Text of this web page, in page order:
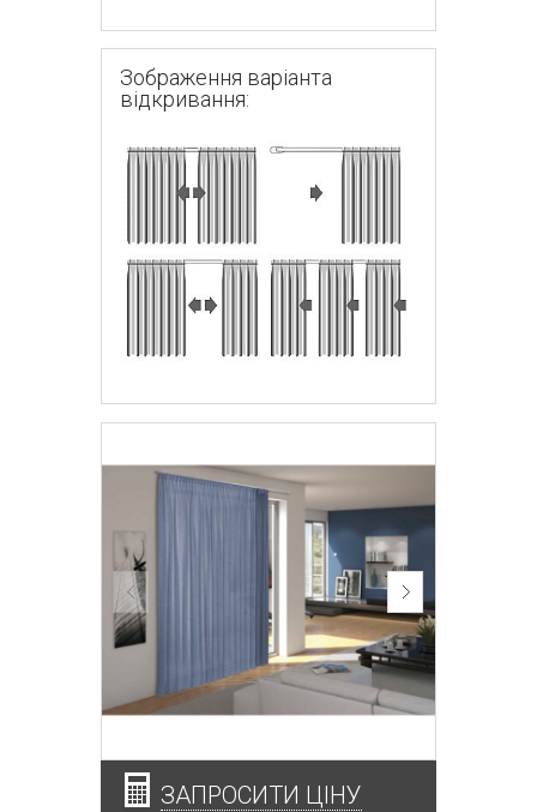
Зображення варіанта
відкривання:
ЗАПРОСИТИ ЦІНУ